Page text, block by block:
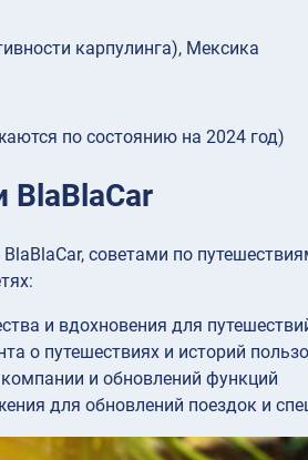
карпулинга), Мексика
по состоянию на 2024 год)
BlaBlaCar
советами по
и вдохновения для
о путешествиях и историй
и обновлений функций
для обновлений поездок и